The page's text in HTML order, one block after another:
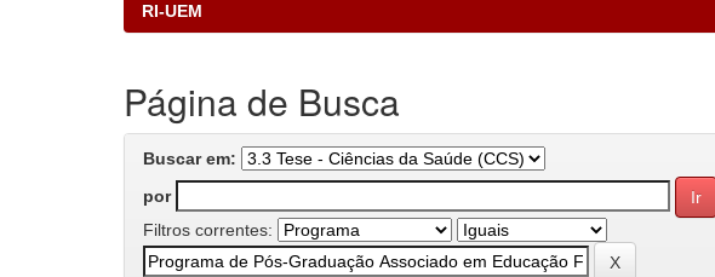
RI-UEM
Página de Busca
Buscar em:
por
Filtros correntes: